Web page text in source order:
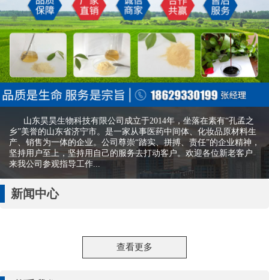
山东昊昊生物科技有限公司成立于2014年，坐落在素有“孔孟之
乡”美誉的山东省济宁市。是一家从事医药中间体、化妆品原材料生
产、销售为一体的企业。公司尊崇“踏实、拼搏、责任”的企业精神，
坚持用户至上，坚持用自己的服务去打动客户。欢迎各位新老客户
来我公司参观指导工作...
新闻中心
查看更多